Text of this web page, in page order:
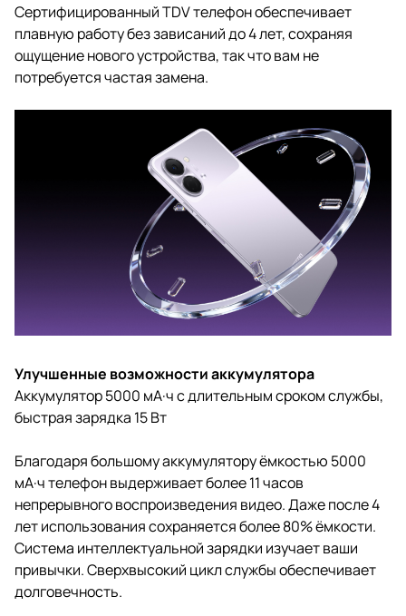
Сертифицированный TDV телефон обеспечивает
плавную работу без зависаний до 4 лет, сохраняя
ощущение нового устройства, так что вам не
потребуется частая замена.
Улучшенные возможности аккумулятора
Аккумулятор 5000 мА·ч с длительным сроком службы,
быстрая зарядка 15 Вт
Благодаря большому аккумулятору ёмкостью 5000
мА·ч телефон выдерживает более 11 часов
непрерывного воспроизведения видео. Даже после 4
лет использования сохраняется более 80% ёмкости.
Система интеллектуальной зарядки изучает ваши
привычки. Сверхвысокий цикл службы обеспечивает
долговечность.